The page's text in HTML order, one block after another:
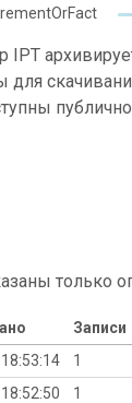
IPT
для
только
Записи
1
1